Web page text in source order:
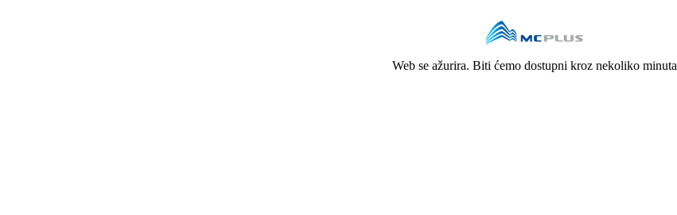
Web se ažurira. Biti ćemo dostupni kroz nekoliko minuta